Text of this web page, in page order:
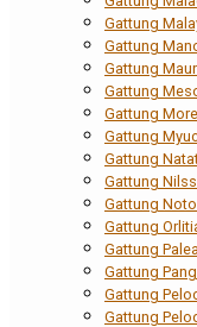
Gattung
Gattung
Gattung
Gattung
Gattung
Gattung
Gattung
Gattung
Gattung
Gattung
Gattung Palea
Gattung
Gattung
Gattung